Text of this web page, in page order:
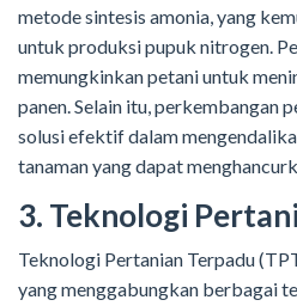
metode sintesis amonia, yang
untuk produksi pupuk nitrogen.
memungkinkan petani untuk
panen. Selain itu, perkembangan
solusi efektif dalam
tanaman yang dapat
3. Teknologi
Teknologi Pertanian Terpadu
yang menggabungkan berbagai